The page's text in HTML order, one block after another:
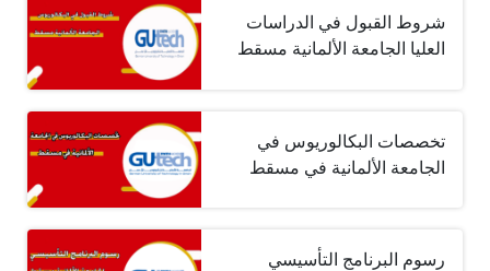
شروط القبول في الدراسات
العليا الجامعة الألمانية مسقط
تخصصات البكالوريوس في
الجامعة الألمانية في مسقط
رسوم البرنامج التأسيسي